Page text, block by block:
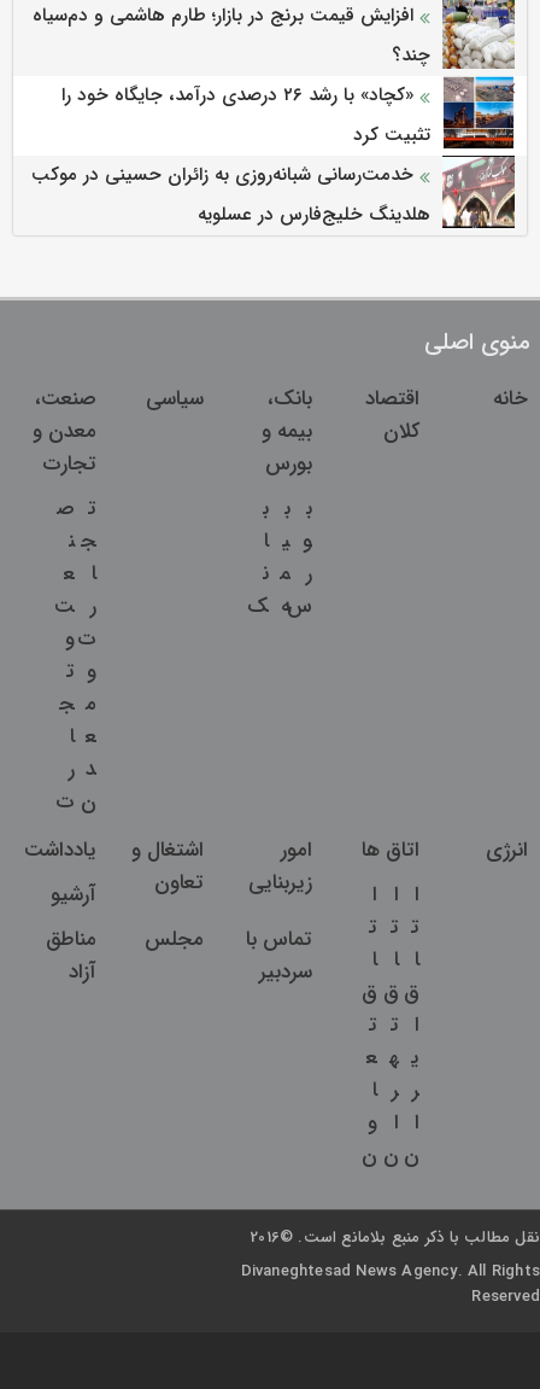
افزایش قیمت برنج در بازار؛ طارم هاشمی و دم‌سیاه
چند؟
«کچاد» با رشد ۲۶ درصدی درآمد، جایگاه خود را
تثبیت کرد
خدمت‌رسانی شبانه‌روزی به زائران حسینی در موکب
هلدینگ خلیج‌فارس در عسلویه
منوی اصلی
خانه
اقتصاد
کلان
بانک،
بیمه و
بورس
ب
و
ر
س
ب
ی
م
ه
ب
ا
ن
ک
سیاسی
صنعت،
معدن و
تجارت
ت
ج
ا
ر
ت
و
م
ع
د
ن
ص
ن
ع
ت
و
ت
ج
ا
ر
ت
انرژی
اتاق ها
ا
ت
ا
ق
ا
ی
ر
ا
ن
ا
ت
ا
ق
ت
ه
ر
ا
ن
ا
ت
ا
ق
ت
ع
ا
و
ن
امور
زیربنایی
اشتغال و
تعاون
یادداشت
آرشیو
تماس با
سردبیر
مجلس
مناطق
آزاد
نقل مطالب با ذکر منبع بلامانع است. ©2016
Divaneghtesad News Agency. All Rights
Reserved